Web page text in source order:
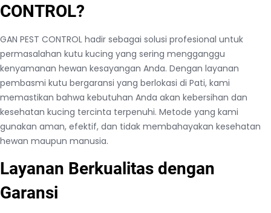
CONTROL?
GAN PEST CONTROL hadir sebagai solusi profesional untuk
permasalahan kutu kucing yang sering mengganggu
kenyamanan hewan kesayangan Anda. Dengan layanan
pembasmi kutu bergaransi yang berlokasi di Pati, kami
memastikan bahwa kebutuhan Anda akan kebersihan dan
kesehatan kucing tercinta terpenuhi. Metode yang kami
gunakan aman, efektif, dan tidak membahayakan kesehatan
hewan maupun manusia.
Layanan Berkualitas dengan
Garansi